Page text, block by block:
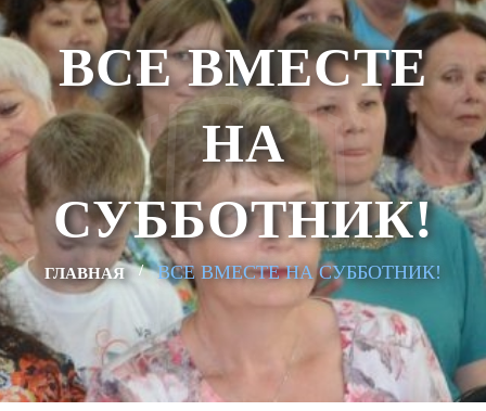
ВСЕ ВМЕСТЕ
НА
СУББОТНИК!
ГЛАВНАЯ ВСЕ ВМЕСТЕ НА СУББОТНИК!